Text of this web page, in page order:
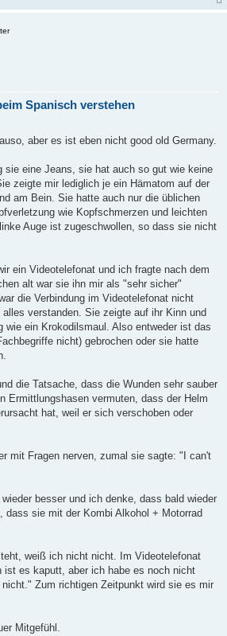
Spanisch verstehen
aber es ist eben nicht good old Germany.
sie eine Jeans, sie hat auch so gut wie keine
zeigte mir lediglich je ein Hämatom auf der
am Bein. Sie hatte auch nur die üblichen
wie Kopfschmerzen und leichten
Auge ist zugeschwollen, so dass sie nicht
ein Videotelefonat und ich fragte nach dem
alt war sie ihn mir als "sehr sicher"
die Verbindung im Videotelefonat nicht
verstanden. Sie zeigte auf ihr Kinn und
wie ein Krokodilsmaul. Also entweder ist das
nicht) gebrochen oder sie hatte
die Tatsache, dass die Wunden sehr sauber
Ermittlungshasen vermuten, dass der Helm
hat, weil er sich verschoben oder
mit Fragen nerven, zumal sie sagte: "I can't
besser und ich denke, dass bald wieder
dass sie mit der Kombi Alkohol + Motorrad
weiß ich nicht nicht. Im Videotelefonat
ist es kaputt, aber ich habe es noch nicht
Zum richtigen Zeitpunkt wird sie es mir
Mitgefühl.